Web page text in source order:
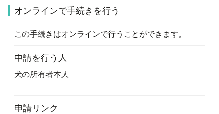
オンラインで手続きを行う
この手続きはオンラインで行うことができます。
申請を行う人
犬の所有者本人
申請リンク